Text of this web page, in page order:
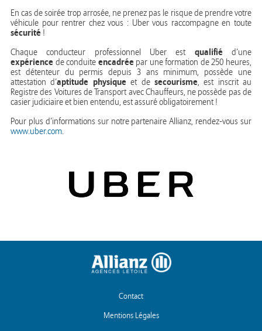
En cas de soirée trop arrosée, ne prenez pas le risque de prendre votre
véhicule pour rentrer chez vous : Uber vous raccompagne en toute
sécurité !
Chaque conducteur professionnel Uber est qualifiéd’une
expérience de conduite encadrée par une formation de 250 heures,
est détenteur du permis depuis 3 ans minimum, possède une
attestation d’aptitude physiqueet de secourisme, est inscrit au
Registre des Voitures de Transport avec Chauffeurs, ne possède pas de
casier judiciaire et bien entendu, est assuré obligatoirement !
Pour plus d’informations sur notre partenaire Allianz, rendez-vous sur
www.uber.com.
Contact
Mentions Légales